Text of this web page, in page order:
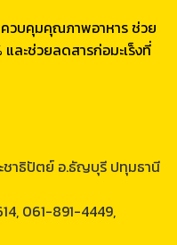
ควบคุมคุณภาพอาหาร ช่วย
ละช่วยลดสารก่อมะเร็งที่
ชาธิปัตย์ อ.ธัญบุรี ปทุมธานี
061-891-4449,